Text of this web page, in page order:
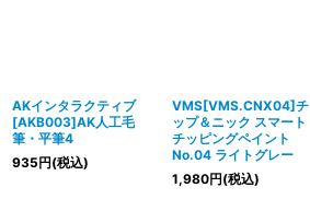
AKインタラクティブ
[AKB003]AK人工毛
筆・平筆4
935円(税込)
VMS[VMS.CNX04]チ
ップ＆ニック スマート
チッピングペイント
No.04 ライトグレー
1,980円(税込)